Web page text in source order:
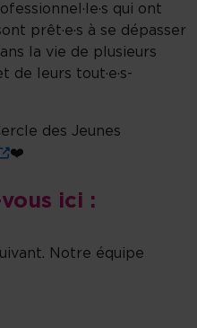
qui ont
prêt·e·s à se dépasser
la vie de plusieurs
de leurs tout·e·s-
des Jeunes
❤️
ici :
Notre équipe